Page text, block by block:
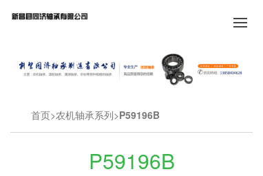
首页 农机轴承系列 P59196B
P59196B